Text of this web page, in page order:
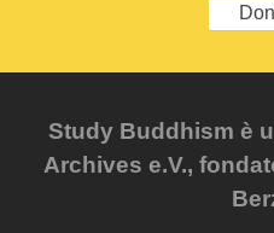
Study Buddhism è
Archives e.V.,